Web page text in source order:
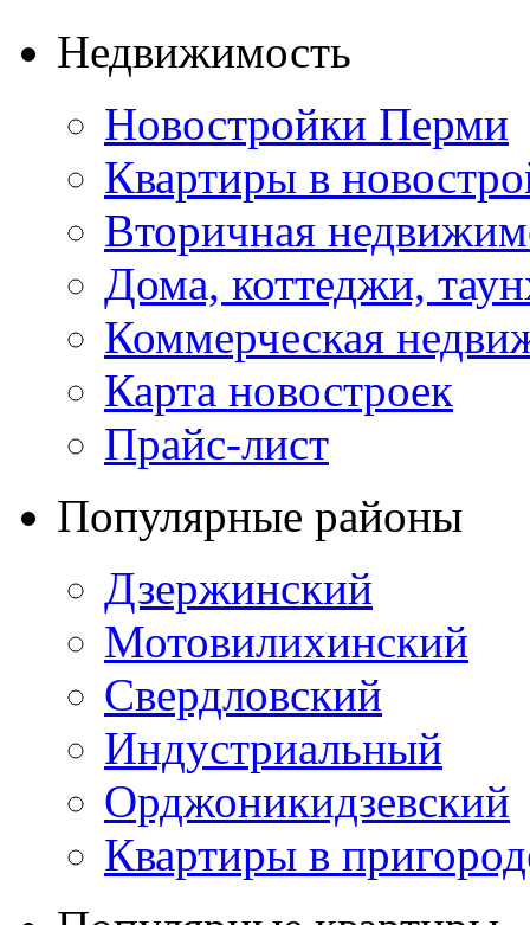
Недвижимость
Новостройки Перми
Квартиры в
Вторичная
Дома, коттеджи,
Коммерческая
Карта новостроек
Прайс-лист
Популярные районы
Дзержинский
Мотовилихинский
Свердловский
Индустриальный
Орджоникидзевский
Квартиры в